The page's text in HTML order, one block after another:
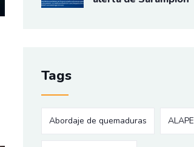
Tags
Abordaje de quemaduras ALAPE